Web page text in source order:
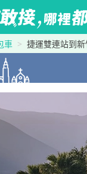
車 捷運雙連站到